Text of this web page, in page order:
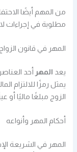
من المهم أيضًا
مطلوبة في إجراءات
المهر في قانون
يعد المهر أحد
يمثل رمزًا للالتزام
الزوج مبلغًا ماليًا أو
أحكام المهر وأنواعه
المهر في الشريعة